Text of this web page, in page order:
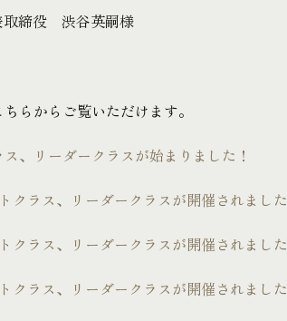
取締役 渋谷英嗣様
らからご覧いただけます。
、リーダークラスが始まりました！
クラス、リーダークラスが開催されました
クラス、リーダークラスが開催されました
クラス、リーダークラスが開催されました